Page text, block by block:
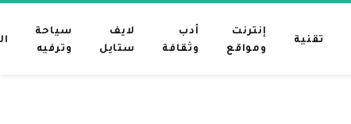
تقنية
إنترنت
ومواقع
أدب
وثقافة
لايف
ستايل
سياحة
وترفيه